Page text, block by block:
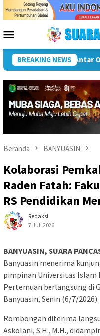
Menu
Mobile
BREAKING NEWS
Musi Rawas
Beranda BANYUASIN
Kolaborasi
Raden Fatah:
RS Pendidikan
Redaksi
7 Juli 2026
BANYUASIN, SUARA
Banyuasin menerima
pimpinan Universitas Islam
Pertemuan berlangsung di
Banyuasin, Senin (6/7/2026).
Rombongan diterima
Askolani, S.H., M.H.,